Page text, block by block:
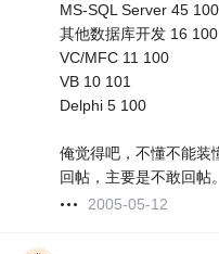
MS-SQL Server 45 100
其他数据库开发 16 100
VC/MFC 11 100
VB 10 101
Delphi 5 100
俺觉得吧，不懂不能装
回帖，主要是不敢回帖
2005-05-12